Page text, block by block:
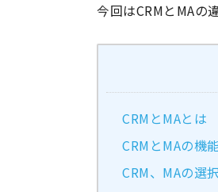
今回はCRMとMAの
CRMとMAとは
CRMとMAの機
CRM、MAの選